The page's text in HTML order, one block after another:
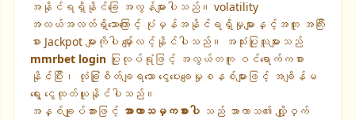
အနိုင်ရရှိနိုင်ခြေ အလွန်များပါသည်။ volatility
အလယ်အလတ်ရှိသောကြောင့် ပုံမှန်အနိုင်ရရှိမှုများနှင့်အတူ အကြီး
စား Jackpot များကိုပါ မျှော်လင့်နိုင်ပါသည်။ အသုံးပြုသူများသည်
mmrbet login ပြုလုပ်ရုံဖြင့် အလွယ်တကူ ဝင်ရောက်ကစား
နိုင်ပြီး၊ လုံခြုံစိတ်ချရသော ငွေပေးချေမှုစနစ်များဖြင့် အချိန်မ
ရွေး ငွေထုတ်ယူနိုင်ပါသည်။
အနှစ်ချုပ်အားဖြင့် အာကာသမှကစားပါ သည် အာကာသ၏ လျှို့ဝှက်